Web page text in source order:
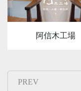
阿信木工場
PREV